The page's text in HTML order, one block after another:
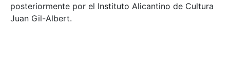
posteriormente por el Instituto Alicantino de Cultura
Juan Gil-Albert.